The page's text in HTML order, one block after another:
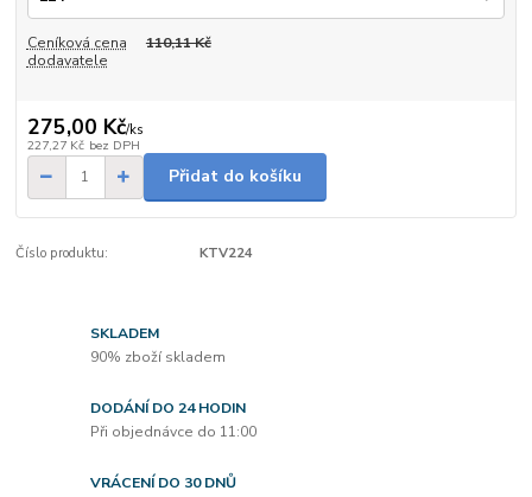
Ceníková cena
dodavatele
110,11 Kč
275,00 Kč/ks
227,27 Kč bez DPH
Přidat do košíku
Číslo produktu: KTV224
SKLADEM
90% zboží skladem
DODÁNÍ DO 24 HODIN
Při objednávce do 11:00
VRÁCENÍ DO 30 DNŮ